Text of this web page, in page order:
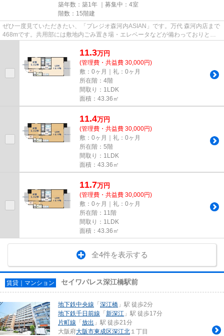
築年数：築1年 ｜募集中： 4室
階数：15階建
ぜひ一度見ていただきたい、「プレジオ森河内ASIAN」です。万代 森河内店まで
468mです。共用部には敷地内ごみ置き場・エレベータなどが備わっておりとて
も充実しています。充実の設備...
11.3万円
(管理費・共益費 30,000円)
敷：0ヶ月｜礼：0ヶ月
所在階：4階
間取り：1LDK
面積：43.36㎡
11.4万円
(管理費・共益費 30,000円)
敷：0ヶ月｜礼：0ヶ月
所在階：5階
間取り：1LDK
面積：43.36㎡
11.7万円
(管理費・共益費 30,000円)
敷：0ヶ月｜礼：0ヶ月
所在階：11階
間取り：1LDK
面積：43.36㎡
全4件を表示する
賃貸｜マンション セイワパレス深江橋駅前
地下鉄中央線 「深江橋 」駅 徒歩2分
地下鉄千日前線 「新深江 」駅 徒歩17分
片町線 「放出 」駅 徒歩21分
大阪府大阪市東成区深江北 １丁目